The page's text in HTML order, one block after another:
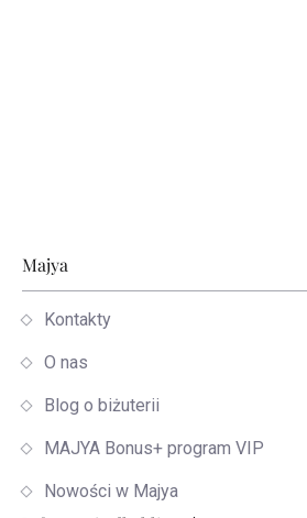
Stopka
Majya
Kontakty
O nas
Blog o biżuterii
MAJYA Bonus+ program VIP
Nowości w Majya